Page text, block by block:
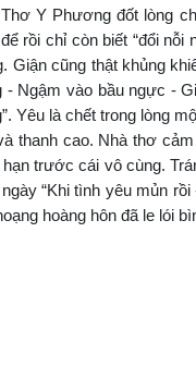
Y Phương đốt lòng
rồi chỉ còn biết “đổi nỗi
cũng thật khủng
Ngậm vào bầu ngực -
Yêu là chết trong lòng
thanh cao. Nhà thơ
trước cái vô cùng.
“Khi tình yêu mủn rồi
hoàng hôn đã le lói